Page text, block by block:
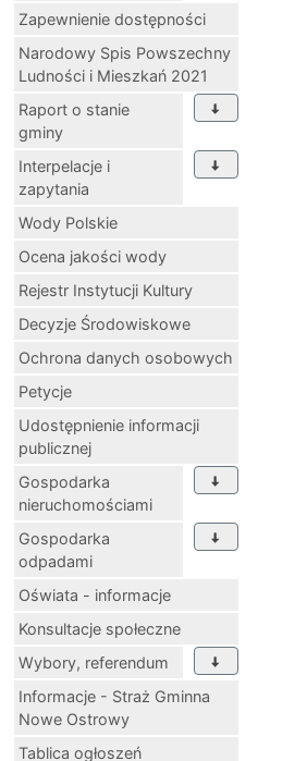
Zapewnienie dostępności
Narodowy Spis Powszechny
Ludności i Mieszkań 2021
Raport o stanie
gminy
Interpelacje i
zapytania
Wody Polskie
Ocena jakości wody
Rejestr Instytucji Kultury
Decyzje Środowiskowe
Ochrona danych osobowych
Petycje
Udostępnienie informacji
publicznej
Gospodarka
nieruchomościami
Gospodarka
odpadami
Oświata - informacje
Konsultacje społeczne
Wybory, referendum
Informacje - Straż Gminna
Nowe Ostrowy
Tablica ogłoszeń